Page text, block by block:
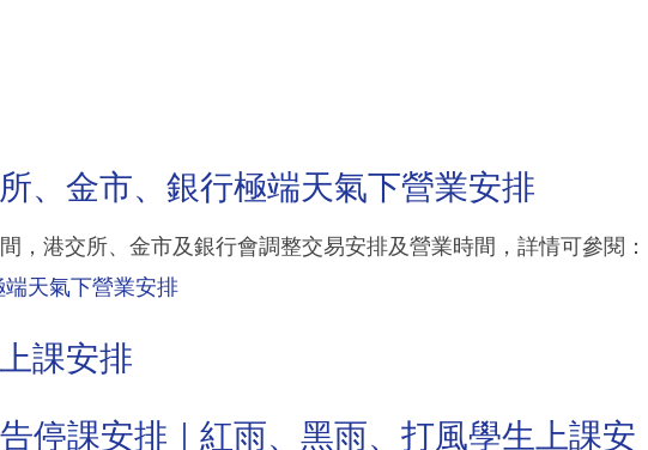
、金市、銀行極端天氣下營業安排
，港交所、金市及銀行會調整交易安排及營業時間，詳情可參閱：
天氣下營業安排
課安排
停課安排｜紅雨、黑雨、打風學生上課安